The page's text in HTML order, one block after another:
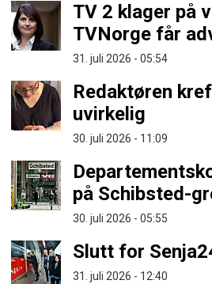
TV 2 klager på
TVNorge får
31. juli 2026 - 05:54
Redaktøren
uvirkelig
30. juli 2026 - 11:09
på Schibsted-
30. juli 2026 - 05:55
Slutt for
31. juli 2026 - 12:40